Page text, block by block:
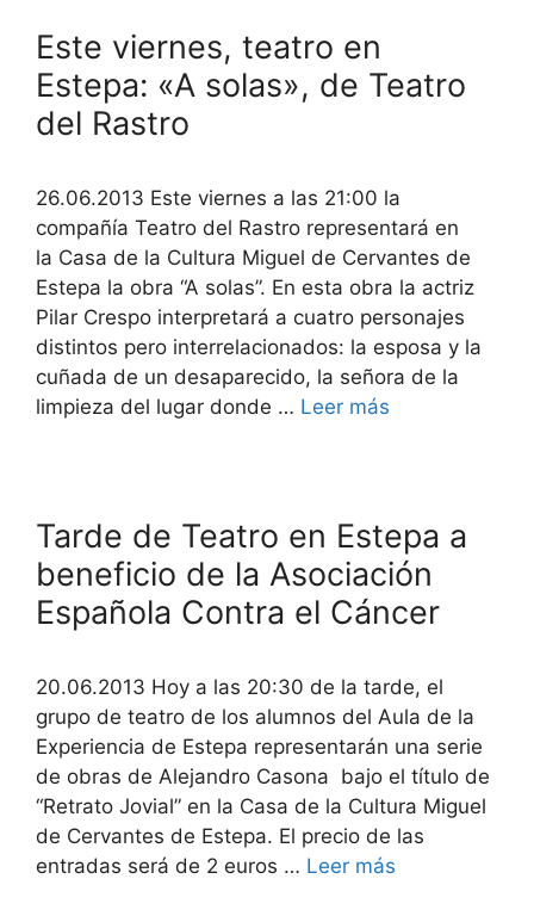
Este viernes, teatro en
Estepa: «A solas», de Teatro
del Rastro
26.06.2013 Este viernes a las 21:00 la
compañía Teatro del Rastro representará en
la Casa de la Cultura Miguel de Cervantes de
Estepa la obra “A solas”. En esta obra la actriz
Pilar Crespo interpretará a cuatro personajes
distintos pero interrelacionados: la esposa y la
cuñada de un desaparecido, la señora de la
limpieza del lugar donde … Leer más
Tarde de Teatro en Estepa a
beneficio de la Asociación
Española Contra el Cáncer
20.06.2013 Hoy a las 20:30 de la tarde, el
grupo de teatro de los alumnos del Aula de la
Experiencia de Estepa representarán una serie
de obras de Alejandro Casona bajo el título de
“Retrato Jovial” en la Casa de la Cultura Miguel
de Cervantes de Estepa. El precio de las
entradas será de 2 euros … Leer más